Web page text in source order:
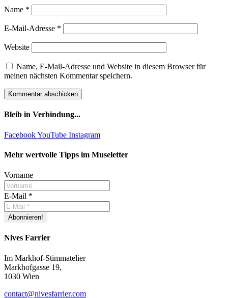
Name *
E-Mail-Adresse *
Website
Name, E-Mail-Adresse und Website in diesem Browser für
meinen nächsten Kommentar speichern.
Bleib in Verbindung...
FacebookYouTube Instagram
Mehr wertvolle Tipps im Museletter
Vorname
E-Mail *
Nives Farrier
Im Markhof-Stimmatelier
Markhofgasse 19,
1030 Wien
contact@nivesfarrier.com